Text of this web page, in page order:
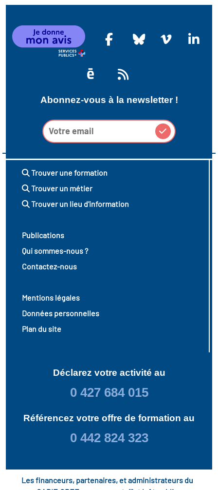
Abonnez-vous à la newsletter !
Trouver une formation
Trouver un métier
Trouver un lieu d'information
Publications
Qui sommes-nous ?
Contactez-nous
Mentions légales
Données personnelles
Plan du site
Déclarez votre activité au
0 427 684 015
Référencez votre offre de formation au
0 442 824 323
Les financeurs, partenaires, et administrateurs du